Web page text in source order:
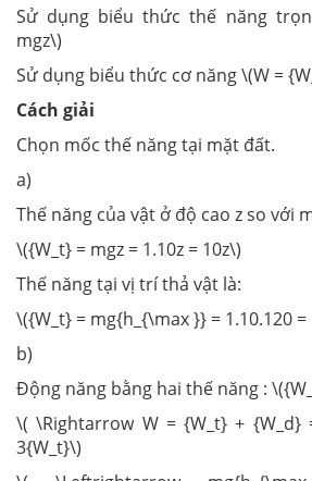
Sử dụng biểu thức thế năng
mgz\)
Sử dụng biểu thức cơ năng \(W =
Cách giải
Chọn mốc thế năng tại mặt đất.
a)
Thế năng của vật ở độ cao z so với
\({W_t} = mgz = 1.10z = 10z\)
Thế năng tại vị trí thả vật là:
\({W_t} = mg{h_{\max }} = 1.10.120 =
b)
Động năng bằng hai thế năng :
\( \Rightarrow W = {W_t} + {W_d}
3{W_t}\)